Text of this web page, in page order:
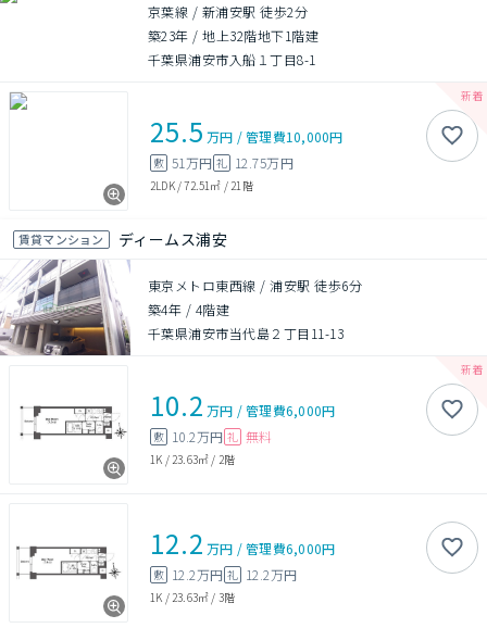
京葉線 / 新浦安駅 徒歩2分
築23年 /地上32階地下1階建
千葉県浦安市入船１丁目8-1
25.5 万円 /管理費10,000円
敷 51万円 礼 12.75万円
2LDK/72.51㎡ / 21階
賃貸マンション ディームス浦安
東京メトロ東西線 / 浦安駅 徒歩6分
築4年 / 4階建
千葉県浦安市当代島２丁目11-13
10.2 万円 /管理費6,000円
敷 10.2万円 礼 無料
1K / 23.63㎡ / 2階
12.2 万円 /管理費6,000円
敷 12.2万円 礼 12.2万円
1K / 23.63㎡ / 3階